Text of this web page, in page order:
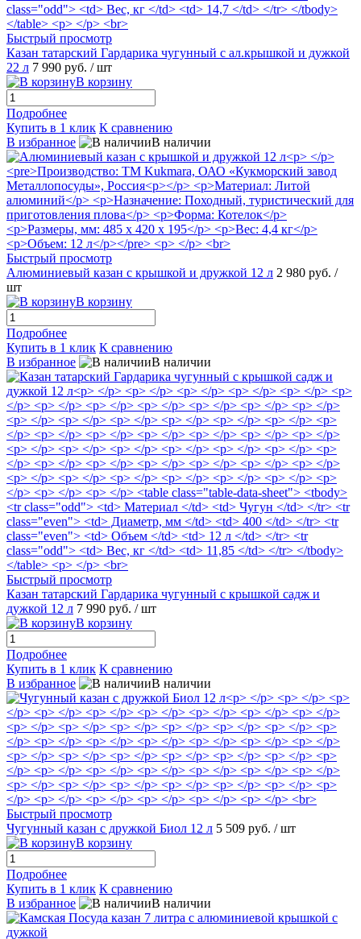
Быстрый просмотр
Казан татарский Гардарика чугунный с ал.крышкой и дужкой
22 л 7 990 руб. / шт
В корзину
Подробнее
Купить в 1 клик К сравнению
В избранное
В наличии
Быстрый просмотр
Алюминиевый казан с крышкой и дружкой 12 л 2 980 руб. /
шт
В корзину
Подробнее
Купить в 1 клик К сравнению
В избранное
В наличии
Быстрый просмотр
Казан татарский Гардарика чугунный с крышкой садж и
дужкой 12 л 7 990 руб. / шт
В корзину
Подробнее
Купить в 1 клик К сравнению
В избранное
В наличии
Быстрый просмотр
Чугунный казан с дружкой Биол 12 л 5 509 руб. / шт
В корзину
Подробнее
Купить в 1 клик К сравнению
В избранное
В наличии